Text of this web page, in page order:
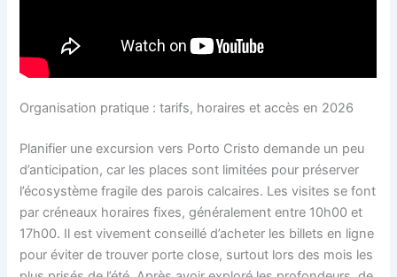
Organisation pratique : tarifs, horaires et accès en 2026
Planifier une excursion vers Porto Cristo demande un peu
d’anticipation, car les places sont limitées pour préserver
l’écosystème fragile des parois calcaires. Les visites se font
par créneaux horaires fixes, généralement entre 10h00 et
17h00. Il est vivement conseillé d’acheter les billets en ligne
pour éviter de trouver porte close, surtout lors des mois les